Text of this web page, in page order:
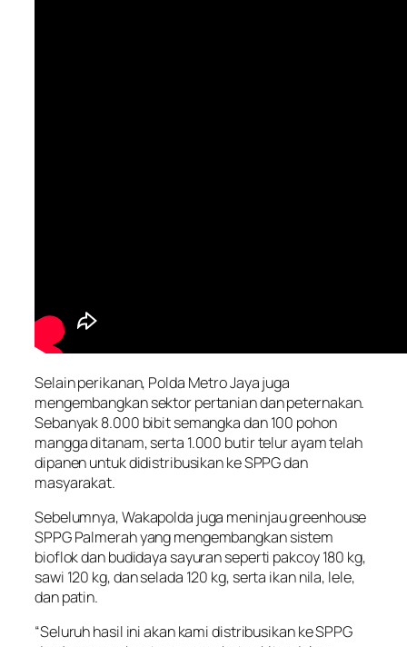
Selain perikanan, Polda Metro Jaya juga
mengembangkan sektor pertanian dan peternakan.
Sebanyak 8.000 bibit semangka dan 100 pohon
mangga ditanam, serta 1.000 butir telur ayam telah
dipanen untuk didistribusikan ke SPPG dan
masyarakat.
Sebelumnya, Wakapolda juga meninjau greenhouse
SPPG Palmerah yang mengembangkan sistem
bioflok dan budidaya sayuran seperti pakcoy 180 kg,
sawi 120 kg, dan selada 120 kg, serta ikan nila, lele,
dan patin.
“Seluruh hasil ini akan kami distribusikan ke SPPG